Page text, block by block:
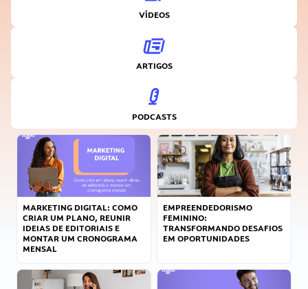
VÍDEOS
ARTIGOS
PODCASTS
MARKETING DIGITAL: COMO
CRIAR UM PLANO, REUNIR
IDEIAS DE EDITORIAIS E
MONTAR UM CRONOGRAMA
MENSAL
EMPREENDEDORISMO
FEMININO:
TRANSFORMANDO DESAFIOS
EM OPORTUNIDADES